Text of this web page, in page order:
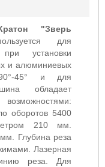
"Зверь
для
установки
и алюминиевых
45° и для
обладает
оборотов 5400
210 мм.
Глубина реза
Лазерная
реза. Для